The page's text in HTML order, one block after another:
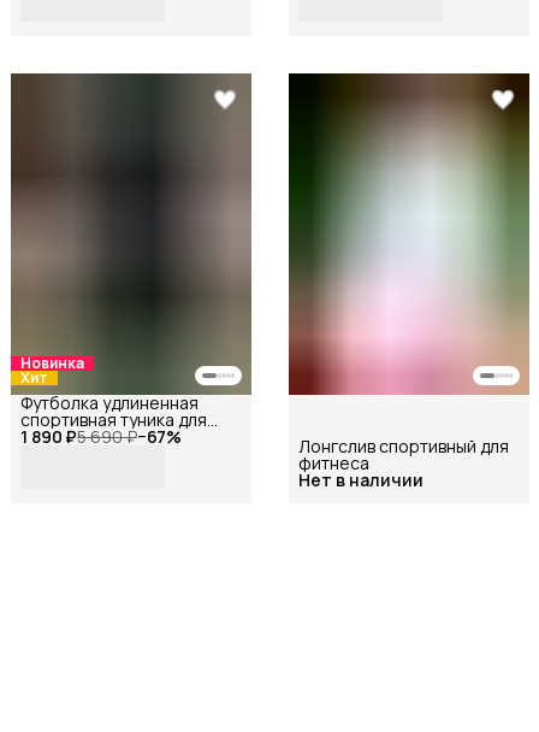
Новинка
Хит
1 890 ₽5 690 ₽−67%
Футболка удлиненная
спортивная туника для
фитнеса
Нет в наличии
Лонгслив спортивный для
фитнеса